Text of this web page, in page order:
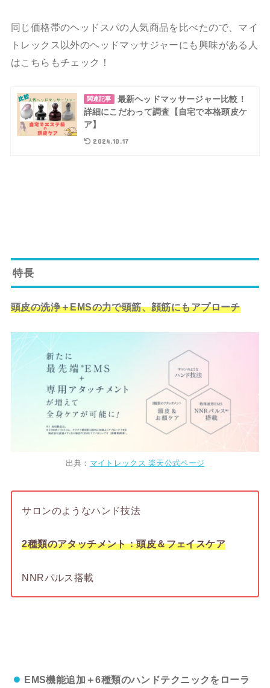
同じ価格帯のヘッドスパの人気商品を比べたので、マイ
トレックス以外のヘッドマッサジャーにも興味がある人
はこちらもチェック！
関連記事
最新ヘッドマッサージャー比較！
詳細にこだわって調査【自宅で本格頭皮ケ
ア】
2024.10.17
特長
頭皮の洗浄＋EMSの力で頭筋、顔筋にもアプローチ
出典： マイトレックス 楽天公式ページ
サロンのようなハンド技法
2種類のアタッチメント：頭皮＆フェイスケア
NNRパルス搭載
EMS機能追加＋6種類のハンドテクニックをローラ